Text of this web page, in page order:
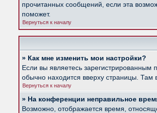
прочитанных сообщений, если эта
поможет.
Вернуться к началу
» Как мне изменить мои настройки?
Если вы являетесь
обычно находится вверху страницы. Там
Вернуться к началу
» На конференции неправильное
Возможно, отображается время,